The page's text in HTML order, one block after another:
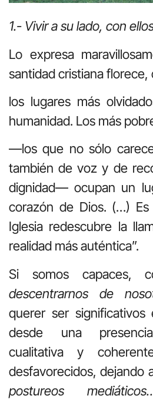
1.- Vivirasulado, con
Lo expresa
santidad cristiana
los lugares más
humanidad. Los más
—los que no sólo
también de voz y de
dignidad— ocupan un
corazón de Dios. (…)
Iglesia redescubre la
realidad más auténtica”.
Si somos capaces,
descentrarnos de
querer ser significativos
desde una
cualitativa y
desfavorecidos, dejando
postureos